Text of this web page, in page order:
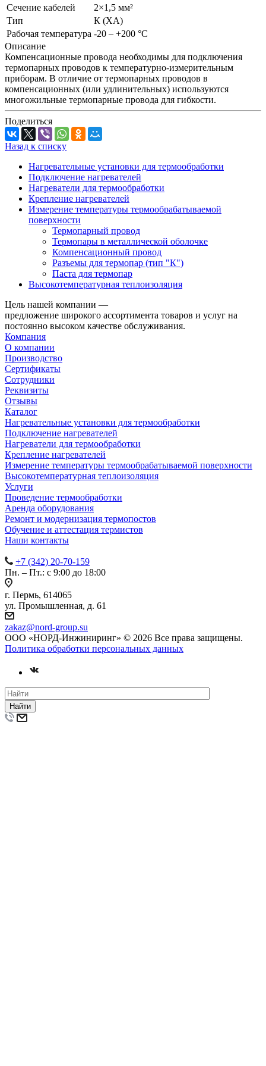
Сечение кабелей
2×1,5 мм²
Тип
К (ХА)
Рабочая температура -20 – +200 °C
Описание
Компенсационные провода необходимы для подключения
термопарных проводов к температурно-измерительным
приборам. В отличие от термопарных проводов в
компенсационных (или удлинительных) используются
многожильные термопарные провода для гибкости.
Поделиться
Назад к списку
Нагревательные установки для термообработки
Подключение нагревателей
Нагреватели для термообработки
Крепление нагревателей
Измерение температуры термообрабатываемой
поверхности
Термопарный провод
Термопары в металлической оболочке
Компенсационный провод
Разъемы для термопар (тип "К")
Паста для термопар
Высокотемпературная теплоизоляция
Цель нашей компании —
предложение широкого ассортимента товаров и услуг на
постоянно высоком качестве обслуживания.
Компания
О компании
Производство
Сертификаты
Сотрудники
Реквизиты
Отзывы
Каталог
Нагревательные установки для термообработки
Подключение нагревателей
Нагреватели для термообработки
Крепление нагревателей
Измерение температуры термообрабатываемой поверхности
Высокотемпературная теплоизоляция
Услуги
Проведение термообработки
Аренда оборудования
Ремонт и модернизация термопостов
Обучение и аттестация термистов
Наши контакты
+7 (342) 20-70-159
Пн. – Пт.: с 9:00 до 18:00
г. Пермь, 614065
ул. Промышленная, д. 61
zakaz@nord-group.su
ООО «НОРД-Инжиниринг» © 2026 Все права защищены.
Политика обработки персональных данных
Найти